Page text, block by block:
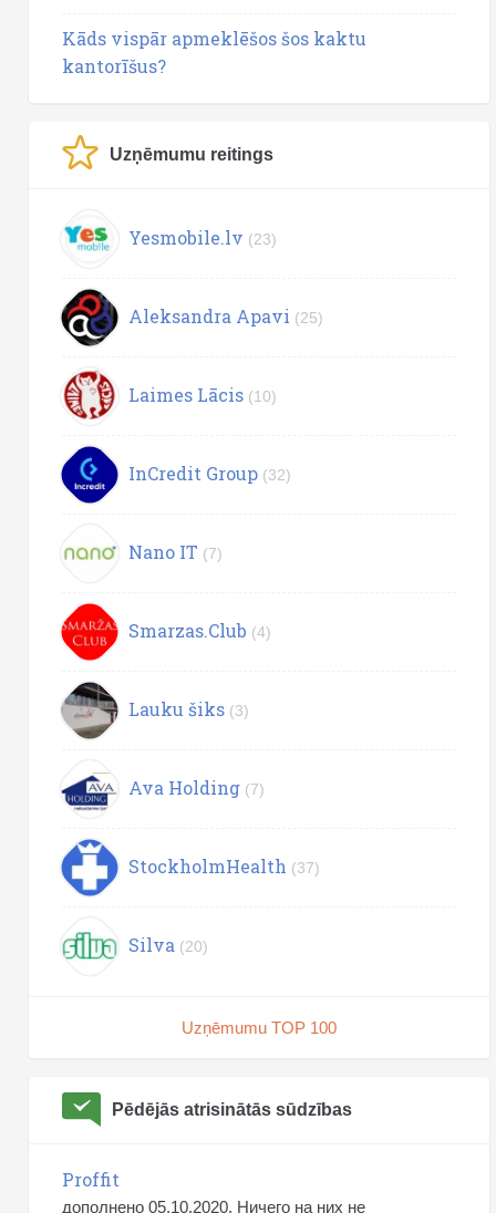
Kāds vispār apmeklēšos šos kaktu
kantorīšus?
Uzņēmumu reitings
Yesmobile.lv (23)
Aleksandra Apavi (25)
Laimes Lācis (10)
InCredit Group (32)
Nano IT (7)
Smarzas.Club (4)
Lauku šiks (3)
Ava Holding (7)
StockholmHealth (37)
Silva (20)
Uzņēmumu TOP 100
Pēdējās atrisinātās sūdzības
Proffit
дополнено 05.10.2020. Ничего на них не